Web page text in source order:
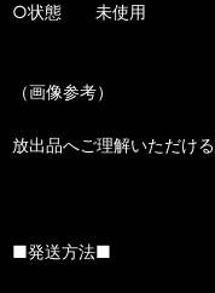
○状態 未使用
（画像参考）
放出品へご理解いただけ
■発送方法■